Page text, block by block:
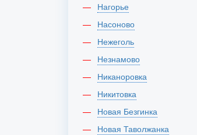
Нагорье
Насоново
Нежеголь
Незнамово
Никаноровка
Никитовка
Новая Безгинка
Новая Таволжанка